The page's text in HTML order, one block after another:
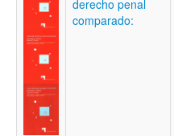
derecho penal
comparado: